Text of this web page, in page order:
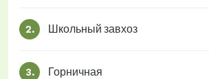
2. Школьный завхоз
3. Горничная